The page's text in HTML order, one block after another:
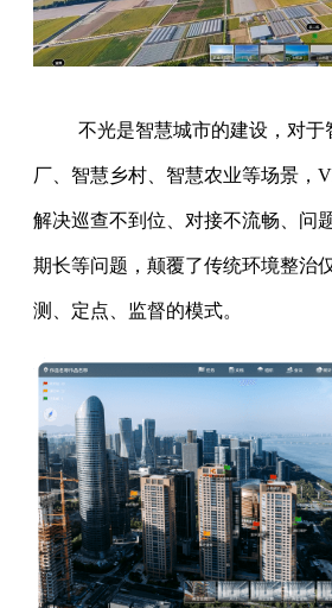
不光是智慧城市的建设，对于
厂、智慧乡村、智慧农业等场景，
解决巡查不到位、对接不流畅、问
期长等问题，颠覆了传统环境整治
测、定点、监督的模式。